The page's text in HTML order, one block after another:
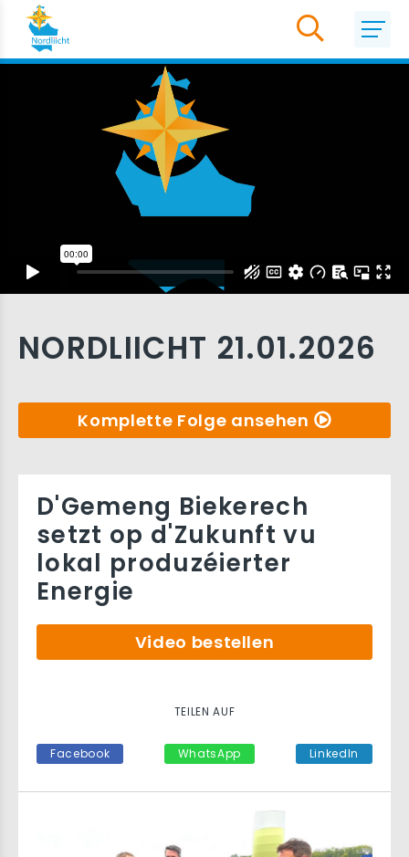
NORDLIICHT 21.01.2026
Komplette Folge ansehen
D'Gemeng Biekerech
setzt op d'Zukunft vu
lokal produzéierter
Energie
Video bestellen
TEILEN AUF
Facebook WhatsApp LinkedIn